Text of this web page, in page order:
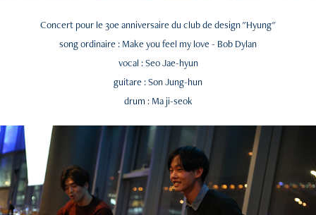
Concert pour le 30e anniversaire du club de design "Hyung"
song ordinaire : Make you feel my love - Bob Dylan
vocal : Seo Jae-hyun
guitare : Son Jung-hun
drum : Ma ji-seok